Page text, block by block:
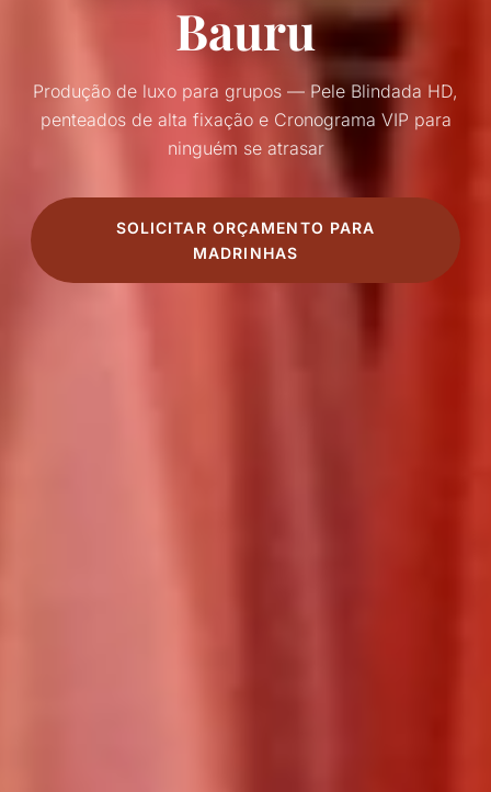
Bauru
Produção de luxo para grupos — Pele Blindada HD,
penteados de alta fixação e Cronograma VIP para
ninguém se atrasar
SOLICITAR ORÇAMENTO PARA
MADRINHAS